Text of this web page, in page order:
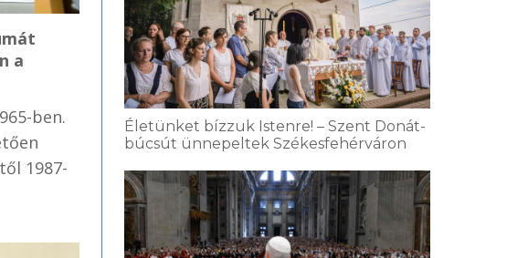
a
ben.
1987-
Életünket bízzuk Istenre! – Szent Donát-
búcsút ünnepeltek Székesfehérváron